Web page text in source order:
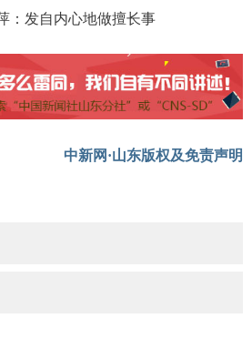
：发自内心地做擅长事
中新网·山东版权及免责声明